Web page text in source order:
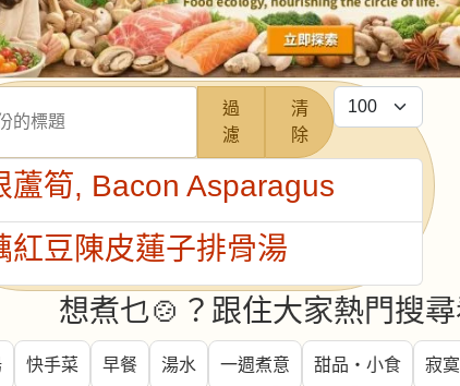
過
濾
清
除
每頁顯示條數
蘆筍, Bacon Asparagus
紅豆陳皮蓮子排骨湯
想煮乜🍲？跟住大家熱門搜尋
快手菜 早餐 湯水 一週煮意 甜品・小食 寂